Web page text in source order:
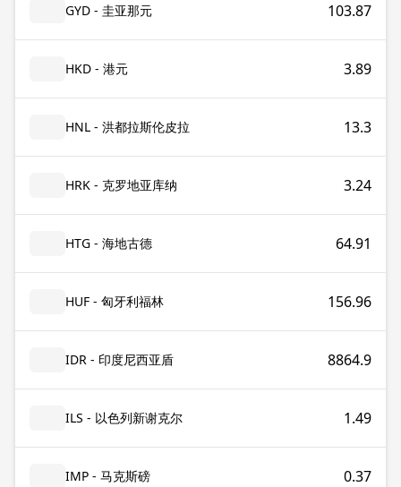
GYD - 圭亚那元 103.87
HKD - 港元 3.89
HNL - 洪都拉斯伦皮拉 13.3
HRK - 克罗地亚库纳 3.24
HTG - 海地古德 64.91
HUF - 匈牙利福林 156.96
IDR - 印度尼西亚盾 8864.9
ILS - 以色列新谢克尔 1.49
IMP - 马克斯磅 0.37